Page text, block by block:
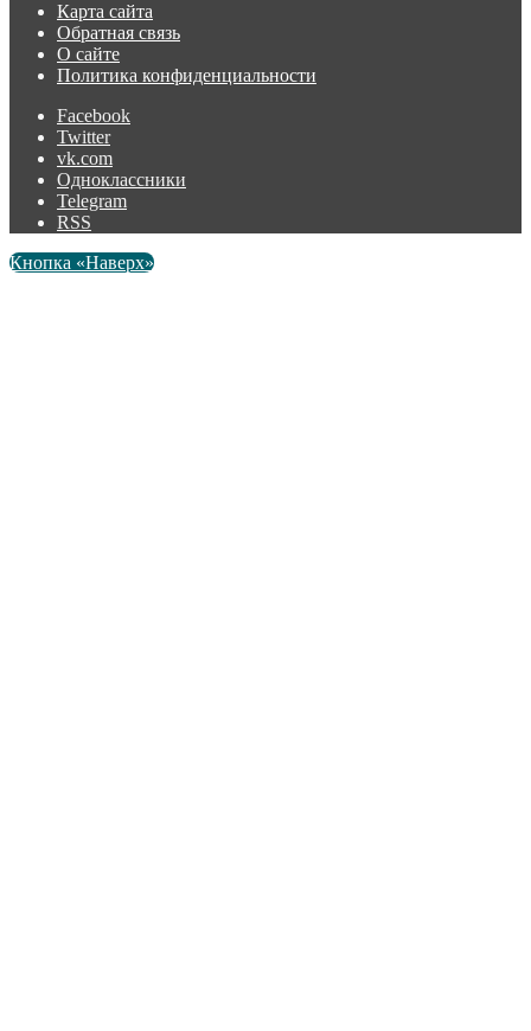
Карта сайта
Обратная связь
О сайте
Политика конфиденциальности
Facebook
Twitter
vk.com
Одноклассники
Telegram
RSS
Кнопка «Наверх»